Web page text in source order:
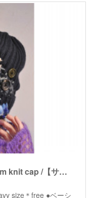
【sandglass cajiaira】custom knit cap /【サンドグラス ケシアイラ】カスタムニットキャップ
size＊free ●ベーシ